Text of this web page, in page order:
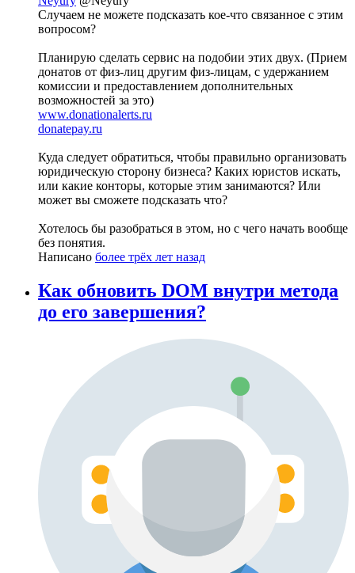
Случаем не можете подсказать кое-что связанное с этим
вопросом?
Планирую сделать сервис на подобии этих двух. (Прием
донатов от физ-лиц другим физ-лицам, с удержанием
комиссии и предоставлением дополнительных
возможностей за это)
www.donationalerts.ru
donatepay.ru
Куда следует обратиться, чтобы правильно организовать
юридическую сторону бизнеса? Каких юристов искать,
или какие конторы, которые этим занимаются? Или
может вы сможете подсказать что?
Хотелось бы разобраться в этом, но с чего начать вообще
без понятия.
Написано более трёх лет назад
Как обновить DOM внутри метода
до его завершения?